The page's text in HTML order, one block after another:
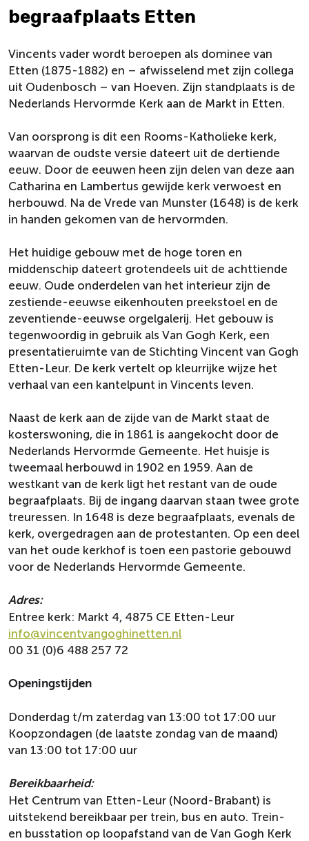
begraafplaats Etten
Vincents vader wordt beroepen als dominee van
Etten (1875-1882) en – afwisselend met zijn collega
uit Oudenbosch – van Hoeven. Zijn standplaats is de
Nederlands Hervormde Kerk aan de Markt in Etten.
Van oorsprong is dit een Rooms-Katholieke kerk,
waarvan de oudste versie dateert uit de dertiende
eeuw. Door de eeuwen heen zijn delen van deze aan
Catharina en Lambertus gewijde kerk verwoest en
herbouwd. Na de Vrede van Munster (1648) is de kerk
in handen gekomen van de hervormden.
Het huidige gebouw met de hoge toren en
middenschip dateert grotendeels uit de achttiende
eeuw. Oude onderdelen van het interieur zijn de
zestiende-eeuwse eikenhouten preekstoel en de
zeventiende-eeuwse orgelgalerij. Het gebouw is
tegenwoordig in gebruik als Van Gogh Kerk, een
presentatieruimte van de Stichting Vincent van Gogh
Etten-Leur. De kerk vertelt op kleurrijke wijze het
verhaal van een kantelpunt in Vincents leven.
Naast de kerk aan de zijde van de Markt staat de
kosterswoning, die in 1861 is aangekocht door de
Nederlands Hervormde Gemeente. Het huisje is
tweemaal herbouwd in 1902 en 1959. Aan de
westkant van de kerk ligt het restant van de oude
begraafplaats. Bij de ingang daarvan staan twee grote
treuressen. In 1648 is deze begraafplaats, evenals de
kerk, overgedragen aan de protestanten. Op een deel
van het oude kerkhof is toen een pastorie gebouwd
voor de Nederlands Hervormde Gemeente.
Adres:
Entree kerk: Markt 4, 4875 CE Etten-Leur
info@vincentvangoghinetten.nl
00 31 (0)6 488 257 72
Openingstijden
Donderdag t/m zaterdag van 13:00 tot 17:00 uur
Koopzondagen (de laatste zondag van de maand)
van 13:00 tot 17:00 uur
Bereikbaarheid:
Het Centrum van Etten-Leur (Noord-Brabant) is
uitstekend bereikbaar per trein, bus en auto. Trein-
en busstation op loopafstand van de Van Gogh Kerk